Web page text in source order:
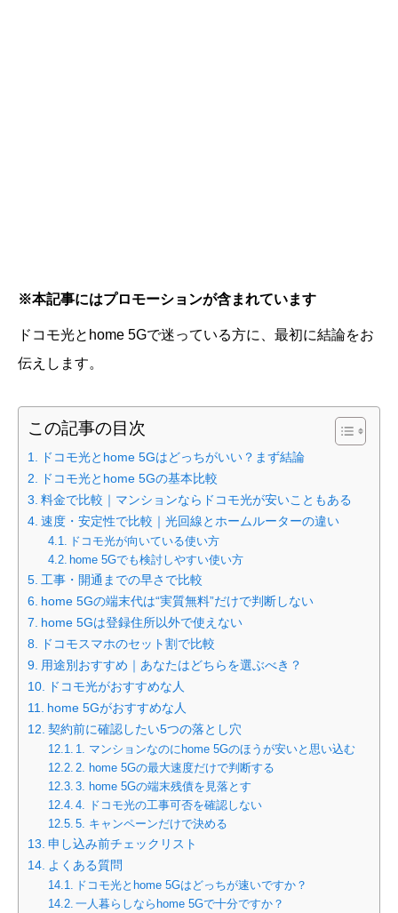
※本記事にはプロモーションが含まれています
ドコモ光とhome 5Gで迷っている方に、最初に結論をお
伝えします。
この記事の目次
ドコモ光とhome 5Gはどっちがいい？まず結論
ドコモ光とhome 5Gの基本比較
料金で比較｜マンションならドコモ光が安いこともある
速度・安定性で比較｜光回線とホームルーターの違い
ドコモ光が向いている使い方
home 5Gでも検討しやすい使い方
工事・開通までの早さで比較
home 5Gの端末代は“実質無料”だけで判断しない
home 5Gは登録住所以外で使えない
ドコモスマホのセット割で比較
用途別おすすめ｜あなたはどちらを選ぶべき？
ドコモ光がおすすめな人
home 5Gがおすすめな人
契約前に確認したい5つの落とし穴
1. マンションなのにhome 5Gのほうが安いと思い込む
2. home 5Gの最大速度だけで判断する
3. home 5Gの端末残債を見落とす
4. ドコモ光の工事可否を確認しない
5. キャンペーンだけで決める
申し込み前チェックリスト
よくある質問
ドコモ光とhome 5Gはどっちが速いですか？
一人暮らしならhome 5Gで十分ですか？